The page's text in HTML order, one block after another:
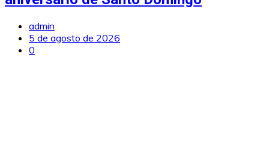
admin
5 de agosto de 2026
0